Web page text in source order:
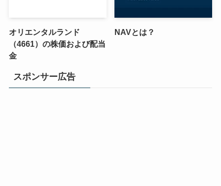
オリエンタルランド
（4661）の株価および配当
金
NAVとは？
スポンサー広告